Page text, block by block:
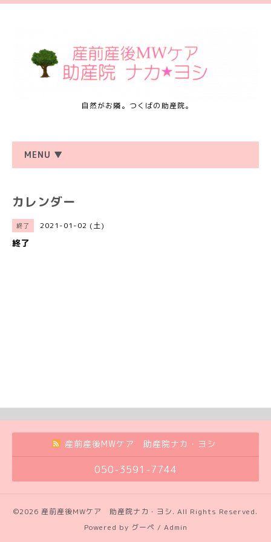
自然がお隣。つくばの助産院。
MENU ▼
カレンダー
終了 2021-01-02 (土)
終了
産前産後MWケア 助産院ナカ・ヨシ
050-3591-7744
©2026 産前産後MWケア 助産院ナカ・ヨシ. All Rights Reserved.
Powered by グーペ / Admin